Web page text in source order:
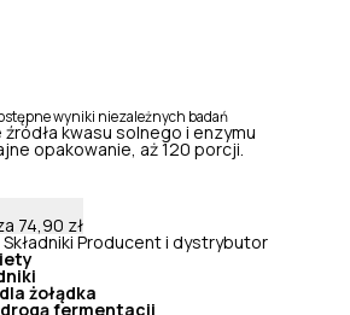
wyniki niezależnych badań
kwasu solnego i enzymu
opakowanie, aż 120 porcji.
74,90 zł
Składniki Producent i dystrybutor
żołądka
drogą fermentacji